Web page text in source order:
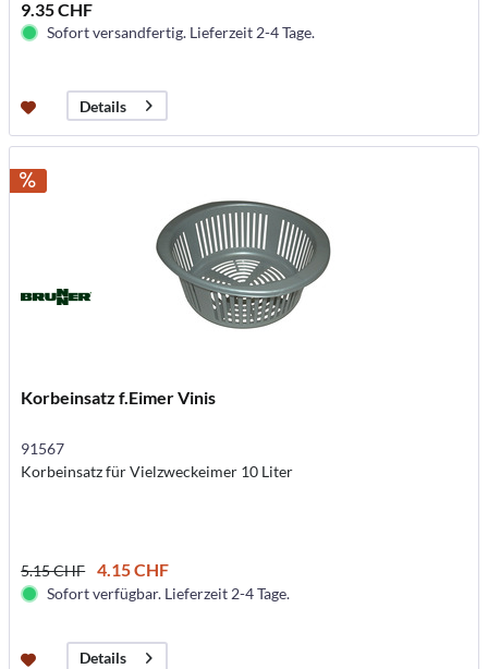
9.35 CHF
Sofort versandfertig. Lieferzeit 2-4 Tage.
Details
Korbeinsatz f.Eimer Vinis
91567
Korbeinsatz für Vielzweckeimer 10 Liter
5.15 CHF 4.15 CHF
Sofort verfügbar. Lieferzeit 2-4 Tage.
Details